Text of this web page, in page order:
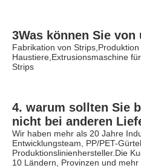
3Was können Sie von
Fabrikation von
Haustiere,Extrusionsmaschine
Strips
4. warum sollten Sie
nicht bei anderen
Wir haben mehr als 20 Jahre
Entwicklungsteam, PP/PET-
Produktionslinienhersteller.Die
10 Ländern, Provinzen und mehr